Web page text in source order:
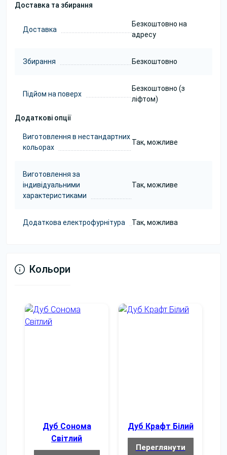
Доставка та збирання
Доставка
Безкоштовно на
адресу
Збирання Безкоштовно
Підйом на поверх
Безкоштовно (з
ліфтом)
Додаткові опції
Виготовлення в нестандартних
кольорах
Так, можливе
Виготовлення за
індивідуальними
характеристиками
Так, можливе
Додаткова електрофурнітура Так, можлива
Кольори
Дуб Сонома
Світлий
Дуб Крафт Білий
Переглянути